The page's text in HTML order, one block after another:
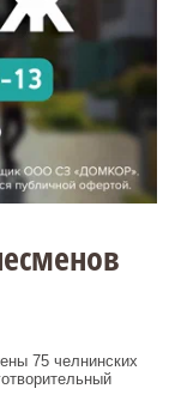
75 челнинских